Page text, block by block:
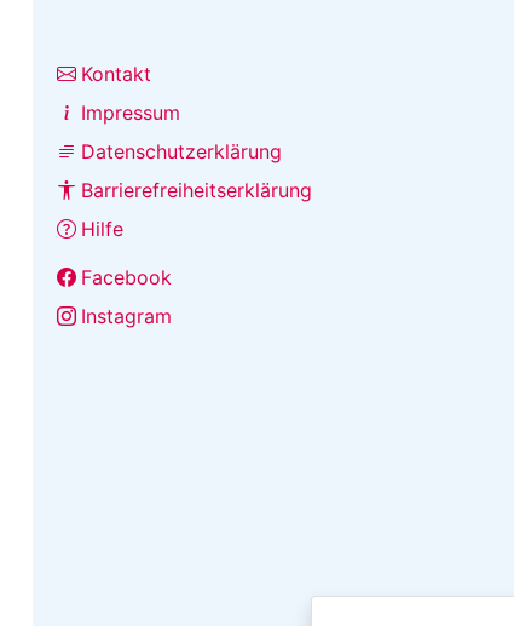
Kontakt
Impressum
Datenschutzerklärung
Barrierefreiheitserklärung
Hilfe
Facebook
Instagram